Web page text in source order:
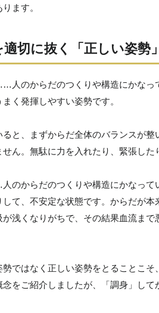
ます。
切に抜く「正しい姿勢
人のからだのつくりや構造にかなっ
く発揮しやすい姿勢です。
と、まずからだ全体のバランスが
ん。無駄に力を入れたり、緊張した
のからだのつくりや構造にかなって
て、不安定な状態です。からだが
が浅くなりがちで、その結果血流ま
勢ではなく正しい姿勢をとることこ
念をご紹介しましたが、「調身」し